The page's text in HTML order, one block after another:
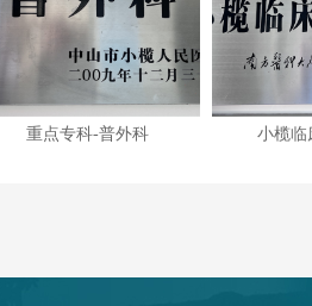
重点专科-普外科 小榄临